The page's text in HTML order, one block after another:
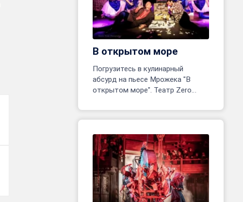
В открытом море
Погрузитесь в кулинарный
абсурд на пьесе Мрожека "В
открытом море". Театр Zero
приключение! Реж. Марина
Белявцева, Олег Родовильский.